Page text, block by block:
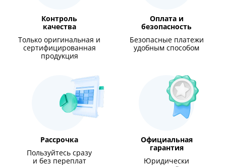
Контроль
качества
Только оригинальная и
сертифицированная
продукция
Оплата и
безопасность
Безопасные платежи
удобным способом
Рассрочка
Пользуйтесь сразу
и без переплат
Официальная
гарантия
Юридически